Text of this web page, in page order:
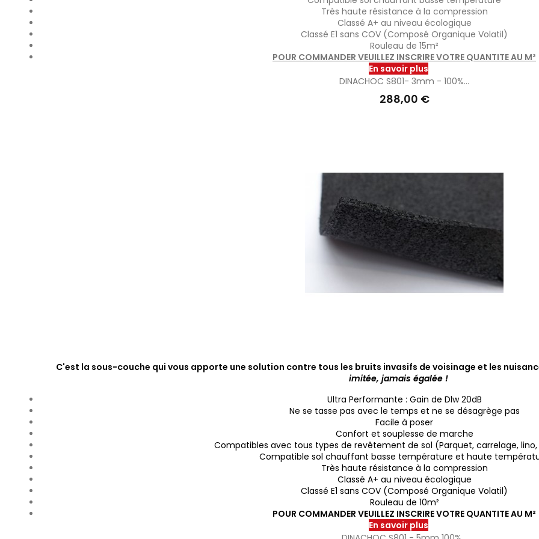
Très haute résistance à la compression
Classé A+ au niveau écologique
Classé E1 sans COV (Composé Organique Volatil)
Rouleau de 15m²
POUR COMMANDER VEUILLEZ INSCRIRE VOTRE QUANTITE AU M²
En savoir plus
DINACHOC S801- 3mm - 100%...
Prix
288,00 €
C'est la sous-couche qui vous apporte une solution contre tous les bruits invasifs de voisinage et les
imitée, jamais égalée !
Ultra Performante : Gain de Dlw 20dB
Ne se tasse pas avec le temps et ne se désagrège pas
Facile à poser
Confort et souplesse de marche
Compatibles avec tous types de revêtement de sol (Parquet, carrelage,
Compatible sol chauffant basse température et haute
Très haute résistance à la compression
Classé A+ au niveau écologique
Classé E1 sans COV (Composé Organique Volatil)
Rouleau de 10m²
POUR COMMANDER VEUILLEZ INSCRIRE VOTRE QUANTITE AU M²
En savoir plus